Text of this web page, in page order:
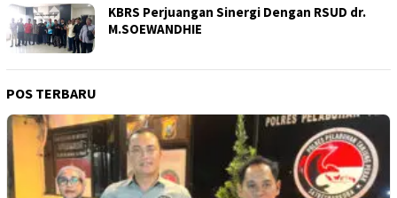
KBRS Perjuangan Sinergi Dengan RSUD dr.
M.SOEWANDHIE
POS TERBARU